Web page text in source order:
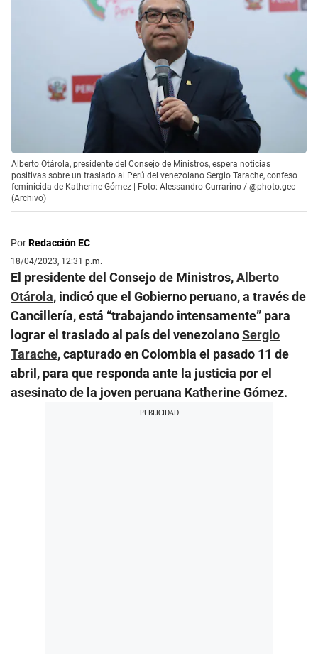
Alberto Otárola, presidente del Consejo de Ministros, espera noticias
positivas sobre un traslado al Perú del venezolano Sergio Tarache, confeso
feminicida de Katherine Gómez | Foto: Alessandro Currarino / @photo.gec
(Archivo)
PorRedacción EC
18/04/2023, 12:31 p.m.
El presidente del Consejo de Ministros,Alberto
Otárola, indicó que el Gobierno peruano, a través de
Cancillería, está “trabajando intensamente” para
lograr el traslado al país del venezolanoSergio
Tarache, capturado en Colombia el pasado 11 de
abril, para que responda ante la justicia por el
asesinato de la joven peruana Katherine Gómez.